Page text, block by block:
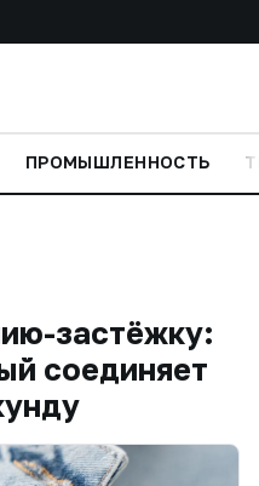
ПРОМЫШЛЕННОСТЬ
застёжку:
соединяет